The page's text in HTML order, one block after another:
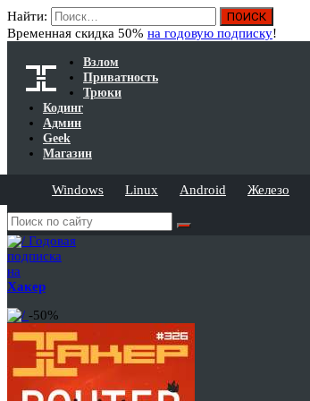
Найти:
Временная скидка 50% на годовую подписку!
Взлом
Приватность
Трюки
Кодинг
Админ
Geek
Магазин
Windows Linux Android Железо
Годовая
подписка
на
Хакер
-50%